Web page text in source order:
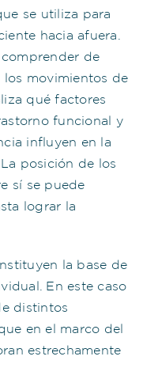
se utiliza para
hacia afuera.
de
los movimientos de
qué factores
funcional y
influyen en la
posición de los
sí se puede
lograr la
la base de
En este caso
distintos
en el marco del
estrechamente